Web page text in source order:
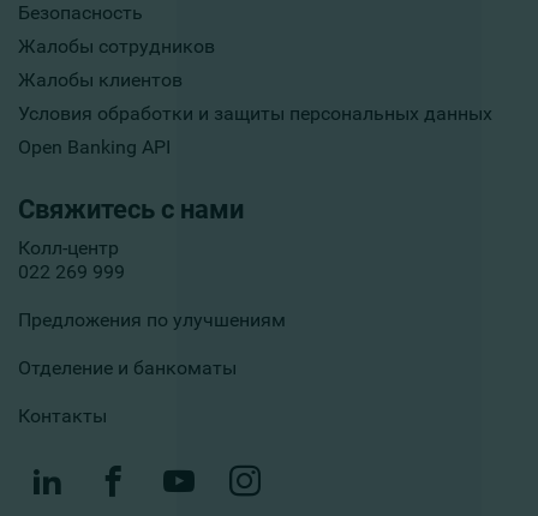
Безопасность
Жалобы сотрудников
Жалобы клиентов
Условия обработки и защиты персональных данных
Open Banking API
Свяжитесь с нами
Колл-центр
022 269 999
Предложения по улучшениям
Отделение и банкоматы
Контакты